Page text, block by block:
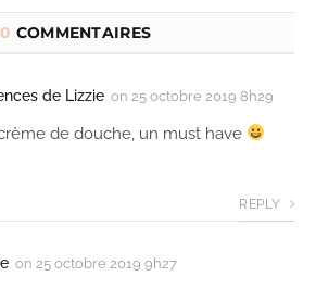
COMMENTAIRES
de Lizzie on 25 octobre 2019 8h29
de douche, un must have
REPLY
on 25 octobre 2019 9h27